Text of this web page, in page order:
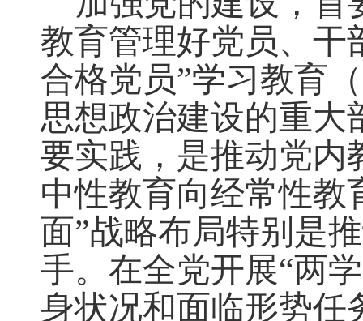
教育管理好党员、干
合格党员”学习教育
思想政治建设的重大
要实践，是推动党内
中性教育向经常性教
面”战略布局特别是
手。在全党开展“两
身状况和面临形势任